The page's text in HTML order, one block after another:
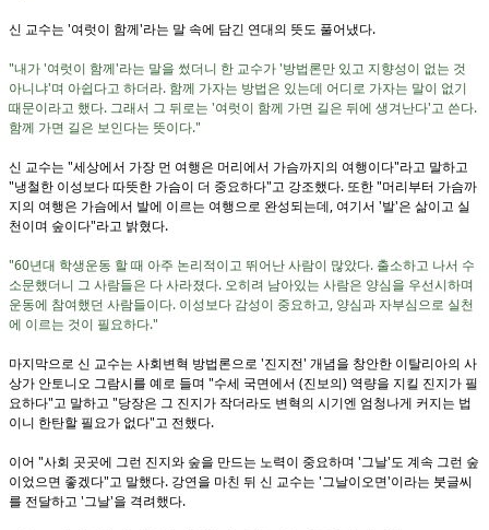
신 교수는 '여럿이 함께'라는 말 속에 담긴 연대의 뜻도 풀어냈다.
"내가 '여럿이 함께'라는 말을 썼더니 한 교수가 '방법론만 있고 지향성이 없는 것
아니냐'며 아쉽다고 하더라. 함께 가자는 방법은 있는데 어디로 가자는 말이 없기
때문이라고 했다. 그래서 그 뒤로는 '여럿이 함께 가면 길은 뒤에 생겨난다'고 쓴다.
함께 가면 길은 보인다는 뜻이다."
신 교수는 "세상에서 가장 먼 여행은 머리에서 가슴까지의 여행이다"라고 말하고
"냉철한 이성보다 따뜻한 가슴이 더 중요하다"고 강조했다. 또한 "머리부터 가슴까
지의 여행은 가슴에서 발에 이르는 여행으로 완성되는데, 여기서 '발'은 삶이고 실
천이며 숲이다"라고 밝혔다.
"60년대 학생운동 할 때 아주 논리적이고 뛰어난 사람이 많았다. 출소하고 나서 수
소문했더니 그 사람들은 다 사라졌다. 오히려 남아있는 사람은 양심을 우선시하며
운동에 참여했던 사람들이다. 이성보다 감성이 중요하고, 양심과 자부심으로 실천
에 이르는 것이 필요하다."
마지막으로 신 교수는 사회변혁 방법론으로 '진지전' 개념을 창안한 이탈리아의 사
상가 안토니오 그람시를 예로 들며 "수세 국면에서 (진보의) 역량을 지킬 진지가 필
요하다"고 말하고 "당장은 그 진지가 작더라도 변혁의 시기엔 엄청나게 커지는 법
이니 한탄할 필요가 없다"고 전했다.
이어 "사회 곳곳에 그런 진지와 숲을 만드는 노력이 중요하며 '그날'도 계속 그런 숲
이었으면 좋겠다"고 말했다. 강연을 마친 뒤 신 교수는 '그날이오면'이라는 붓글씨
를 전달하고 '그날'을 격려했다.